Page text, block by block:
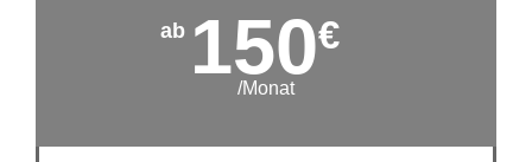
150€
/Monat